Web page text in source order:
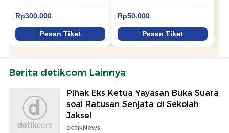
Berita detikcom Lainnya
Pihak Eks Ketua Yayasan Buka Suara
soal Ratusan Senjata di Sekolah
Jaksel
detikNews